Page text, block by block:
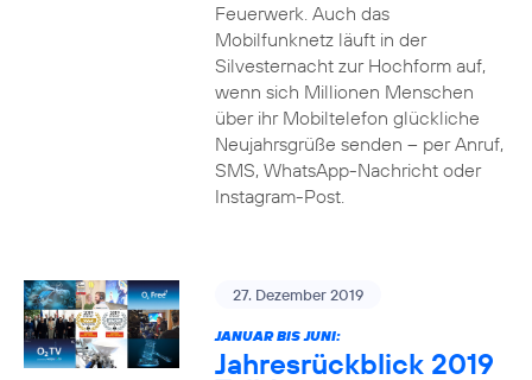
Feuerwerk. Auch das
Mobilfunknetz läuft in der
Silvesternacht zur Hochform auf,
wenn sich Millionen Menschen
über ihr Mobiltelefon glückliche
Neujahrsgrüße senden – per Anruf,
SMS, WhatsApp-Nachricht oder
Instagram-Post.
27. Dezember 2019
JANUAR BIS JUNI:
Jahresrückblick 2019